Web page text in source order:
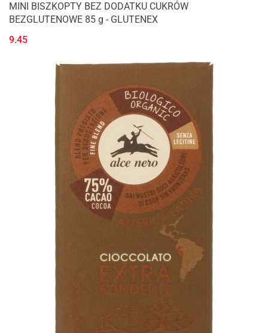
MINI BISZKOPTY BEZ DODATKU CUKRÓW
BEZGLUTENOWE 85 g - GLUTENEX
9.45